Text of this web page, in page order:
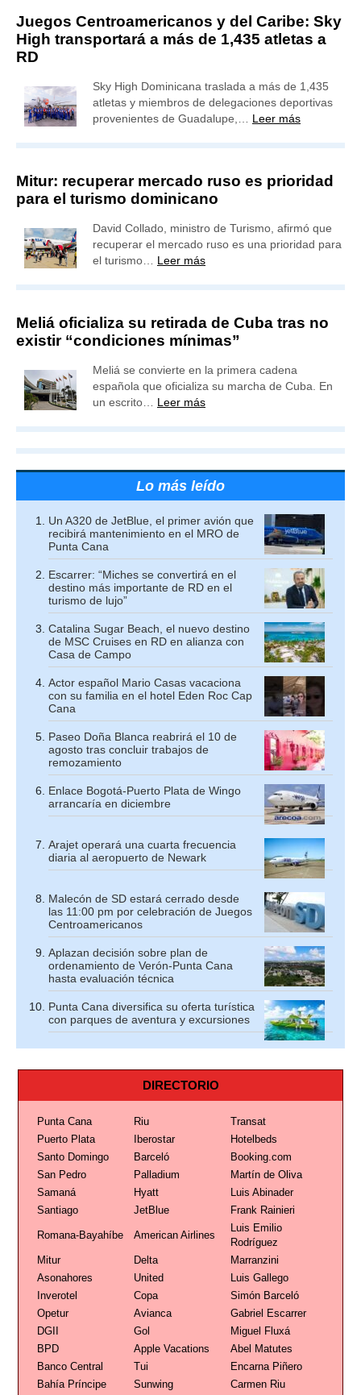
Juegos Centroamericanos y del Caribe: Sky
High transportará a más de 1,435 atletas a
RD
Sky High Dominicana traslada a más de 1,435
atletas y miembros de delegaciones deportivas
provenientes de Guadalupe,… Leer más
Mitur: recuperar mercado ruso es prioridad
para el turismo dominicano
David Collado, ministro de Turismo, afirmó que
recuperar el mercado ruso es una prioridad para
el turismo… Leer más
Meliá oficializa su retirada de Cuba tras no
existir “condiciones mínimas”
Meliá se convierte en la primera cadena
española que oficializa su marcha de Cuba. En
un escrito… Leer más
Lo más leído
Un A320 de JetBlue, el primer avión que
recibirá mantenimiento en el MRO de
Punta Cana
Escarrer: “Miches se convertirá en el
destino más importante de RD en el
turismo de lujo”
Catalina Sugar Beach, el nuevo destino
de MSC Cruises en RD en alianza con
Casa de Campo
Actor español Mario Casas vacaciona
con su familia en el hotel Eden Roc Cap
Cana
Paseo Doña Blanca reabrirá el 10 de
agosto tras concluir trabajos de
remozamiento
Enlace Bogotá-Puerto Plata de Wingo
arrancaría en diciembre
Arajet operará una cuarta frecuencia
diaria al aeropuerto de Newark
Malecón de SD estará cerrado desde
las 11:00 pm por celebración de Juegos
Centroamericanos
Aplazan decisión sobre plan de
ordenamiento de Verón-Punta Cana
hasta evaluación técnica
Punta Cana diversifica su oferta turística
con parques de aventura y excursiones
DIRECTORIO
Punta Cana Riu
Transat
Puerto Plata
Iberostar
Hotelbeds
Santo Domingo
Barceló
Booking.com
San Pedro
Palladium
Martín de Oliva
Samaná
Hyatt
Luis Abinader
Santiago
JetBlue Frank Rainieri
Romana-Bayahíbe American Airlines
Luis Emilio
Rodríguez
Mitur
Delta
Marranzini
Asonahores
United
Luis Gallego
Inverotel
Copa
Simón Barceló
Opetur
Avianca
Gabriel Escarrer
DGII
Gol
Miguel Fluxá
BPD
Apple Vacations
Abel Matutes
Banco Central
Tui
Encarna Piñero
Bahía Príncipe
Sunwing Carmen Riu